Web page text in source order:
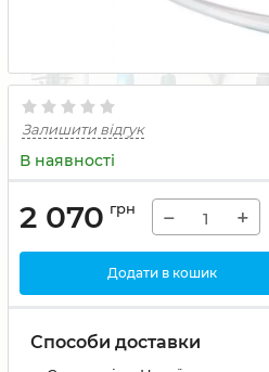
Залишити відгук
В наявності
2 070 грн − +
Додати в кошик
Способи доставки